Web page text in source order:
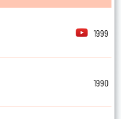
1999
1990